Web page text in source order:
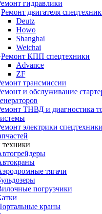
гидравлики
Ремонт двигателя
Deutz
Howo
Shanghai
Weichai
Ремонт КПП спецтехники
Advance
ZF
трансмиссии
и обслуживание
ТНВД и диагностика
электрики спецтехники
тягачи
погрузчики
краны